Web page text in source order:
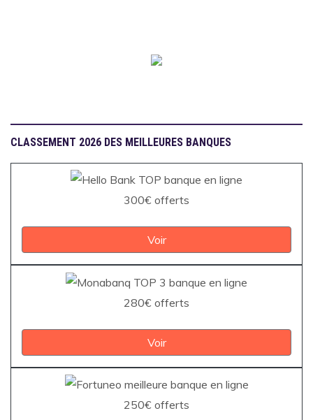
CLASSEMENT 2026 DES MEILLEURES BANQUES
300€ offerts
Voir
280€ offerts
Voir
250€ offerts